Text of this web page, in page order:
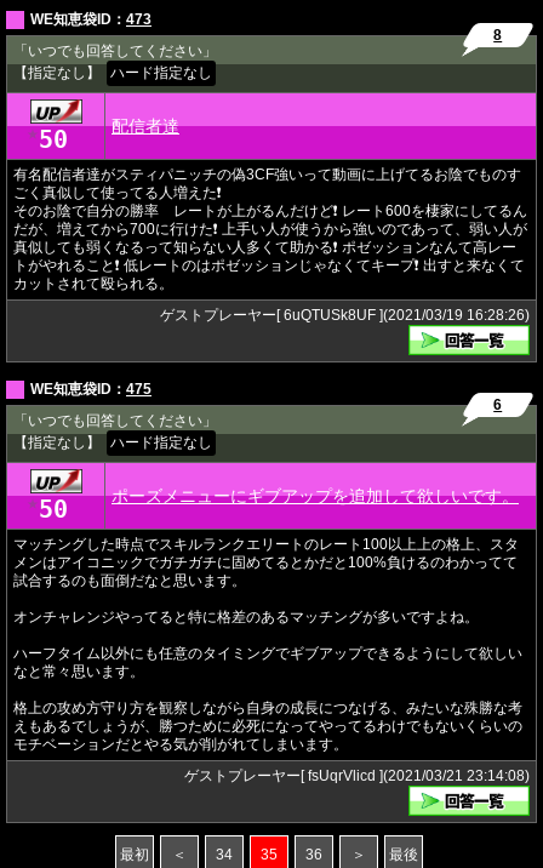
WE知恵袋ID： 473
「いつでも回答してください」
【指定なし】
ハード指定なし
8
★ 50 配信者達
有名配信者達がスティパニッチの偽3CF強いって動画に上げてるお陰でものす
ごく真似して使ってる人増えた❗️
そのお陰で自分の勝率 レートが上がるんだけど❗️ レート600を棲家にしてるん
だが、増えてから700に行けた❗️ 上手い人が使うから強いのであって、弱い人が
真似しても弱くなるって知らない人多くて助かる❗️ ポゼッションなんて高レー
トがやれること❗️ 低レートのはポゼッションじゃなくてキープ❗️ 出すと来なくて
カットされて殴られる。
ゲストプレーヤー[ 6uQTUSk8UF ](2021/03/19 16:28:26)
WE知恵袋ID： 475
「いつでも回答してください」
【指定なし】
ハード指定なし
6
★ 50 ポーズメニューにギブアップを追加して欲しいです。
マッチングした時点でスキルランクエリートのレート100以上上の格上、スタ
メンはアイコニックでガチガチに固めてるとかだと100%負けるのわかってて
試合するのも面倒だなと思います。
オンチャレンジやってると特に格差のあるマッチングが多いですよね。
ハーフタイム以外にも任意のタイミングでギブアップできるようにして欲しい
なと常々思います。
格上の攻め方守り方を観察しながら自身の成長につなげる、みたいな殊勝な考
えもあるでしょうが、勝つために必死になってやってるわけでもないくらいの
モチベーションだとやる気が削がれてしまいます。
ゲストプレーヤー[ fsUqrVlicd ](2021/03/21 23:14:08)
最初 ＜ 34 35 36 ＞ 最後